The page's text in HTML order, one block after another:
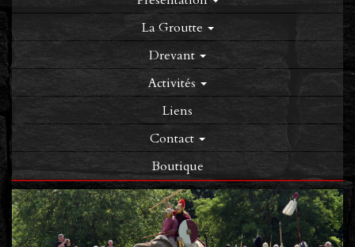
La Groutte
Drevant
Activités
Liens
Contact
Boutique